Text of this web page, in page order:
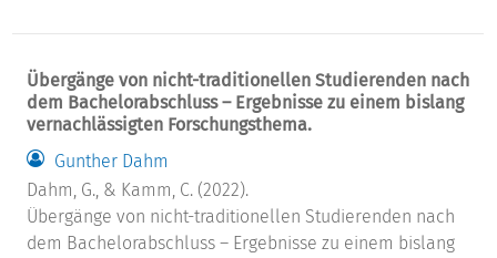
Übergänge von nicht-traditionellen Studierenden nach
dem Bachelorabschluss – Ergebnisse zu einem bislang
vernachlässigten Forschungsthema.
Gunther Dahm
Dahm, G., & Kamm, C. (2022).
Übergänge von nicht-traditionellen Studierenden nach
dem Bachelorabschluss – Ergebnisse zu einem bislang